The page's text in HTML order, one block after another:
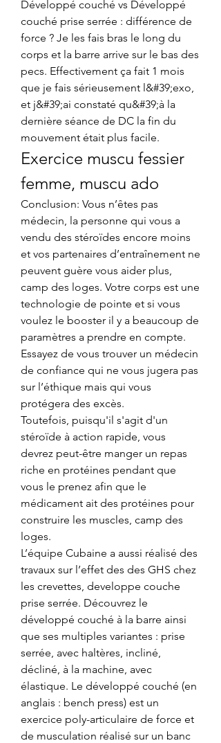
Développé couché vs Développé
couché prise serrée : différence de
force ? Je les fais bras le long du
corps et la barre arrive sur le bas des
pecs. Effectivement ça fait 1 mois
que je fais sérieusement l&#39;exo,
et j&#39;ai constaté qu&#39;à la
dernière séance de DC la fin du
mouvement était plus facile.
Exercice muscu fessier
femme, muscu ado
Conclusion: Vous n’êtes pas
médecin, la personne qui vous a
vendu des stéroïdes encore moins
et vos partenaires d’entraînement ne
peuvent guère vous aider plus,
camp des loges. Votre corps est une
technologie de pointe et si vous
voulez le booster il y a beaucoup de
paramètres a prendre en compte.
Essayez de vous trouver un médecin
de confiance qui ne vous jugera pas
sur l’éthique mais qui vous
protégera des excès.
Toutefois, puisqu'il s'agit d'un
stéroïde à action rapide, vous
devrez peut-être manger un repas
riche en protéines pendant que
vous le prenez afin que le
médicament ait des protéines pour
construire les muscles, camp des
loges.
L’équipe Cubaine a aussi réalisé des
travaux sur l’effet des des GHS chez
les crevettes, developpe couche
prise serrée. Découvrez le
développé couché à la barre ainsi
que ses multiples variantes : prise
serrée, avec haltères, incliné,
décliné, à la machine, avec
élastique. Le développé couché (en
anglais : bench press) est un
exercice poly-articulaire de force et
de musculation réalisé sur un banc